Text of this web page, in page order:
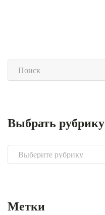
Выбрать рубрику
Выбрать
рубрику
Метки